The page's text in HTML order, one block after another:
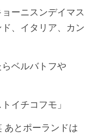
ーニスンデイマス
、イタリア、カン
らベルバトフや
イチコフモ」
あとポーランドは